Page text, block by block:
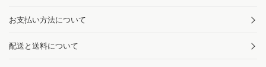
お支払い方法について
配送と送料について